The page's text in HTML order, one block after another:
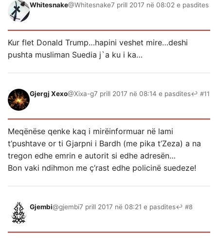
Whitesnake@Whitesnake7 prill 2017 në 08:02 e pasdites
Kur flet Donald Trump…hapini veshet mire…deshi
pushta musliman Suedia j`a ku i ka…
Gjergj Xexo@Xixa-g7 prill 2017 në 08:14 e pasdites↩ #11
Meqënëse qenke kaq i mirëinformuar në lami
t’pushtave or ti Gjarpni i Bardh (me pika t’Zeza) a na
tregon edhe emrin e autorit si edhe adresën…
Bon vaki ndihmon me ç’rast edhe policinë suedeze!
Gjembi@gjembi7 prill 2017 në 08:21 e pasdites↩ #8